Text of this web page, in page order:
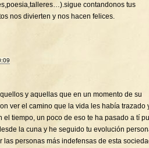
contandonos tus
nos divierten y nos hacen felices.
y aquellas que en un momento de su
ver el camino que la vida les había trazado
el tiempo, un poco de eso te ha pasado a tí
la cuna y he seguido tu evolución
las personas más indefensas de esta